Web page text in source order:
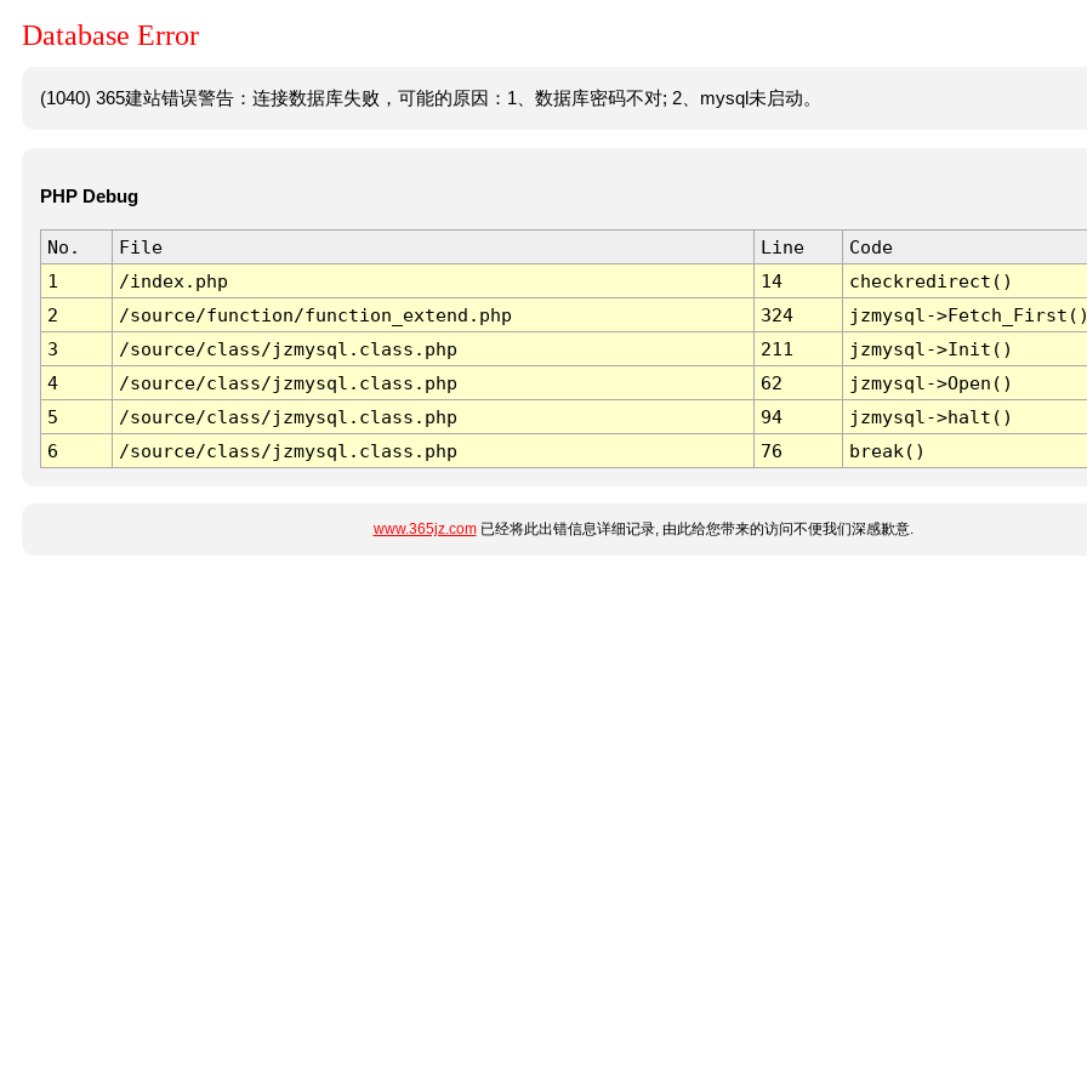
Database Error
(1040) 365建站错误警告：连接数据库失败，可能的原因：1、数据库密码不对; 2、mysql未启动。
PHP Debug
No. File Line
Code
1
/index.php 14
checkredirect()
2
/source/function/function_extend.php 324
jzmysql-
3
/source/class/jzmysql.class.php 211
jzmysql->Init()
4
/source/class/jzmysql.class.php 62
jzmysql->Open()
5
/source/class/jzmysql.class.php 94
jzmysql->halt()
6
/source/class/jzmysql.class.php 76 break()
www.365jz.com已经将此出错信息详细记录, 由此给您带来的访问不便我们深感歉意.